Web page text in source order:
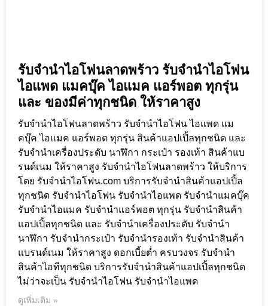
รับจำนำไอโฟนลาดพร้าว รับจำนำไอโฟน
ไอแพด แมคบุ๊ค ไอแมค แอร์พอต ทุกรุ่น
และ ของมีค่าทุกชนิด ให้ราคาสูง
รับจำนำไอโฟนลาดพร้าว รับจำนำไอโฟน ไอแพด แม
คบุ๊ค ไอแมค แอร์พอต ทุกรุ่น สินค้าแอปเปิ้ลทุกชนิด และ
รับจำนำเครื่องประดับ นาฬิกา กระเป๋า รองเท้า สินค้าแบ
รนด์เนม ให้ราคาสูง รับจำนำไอโฟนลาดพร้าว ให้บริการ
โดย รับจํานําไอโฟน.com บริการรับจำนำสินค้าแอปเปิ้ล
ทุกชนิด รับจำนำไอโฟน รับจำนำไอแพด รับจำนำแมคบุ๊ค
รับจำนำไอแมค รับจำนำแอร์พอต ทุกรุ่น รับจำนำสินค้า
แอปเปิ้ลทุกชนิด และ รับจำนำเครื่องประดับ รับจำนำ
นาฬิกา รับจำนำกระเป๋า รับจำนำรองเท้า รับจำนำสินค้า
แบรนด์เนม ให้ราคาสูง ดอกเบี้ยต่ำ ครบวงจร รับจำนำ
สินค้าไอทีทุกชนิด บริการรับจำนำสินค้าแอปเปิ้ลทุกชนิด
ไม่ว่าจะเป็น รับจำนำไอโฟน รับจำนำไอแพด
ดูเพิ่มเติม »